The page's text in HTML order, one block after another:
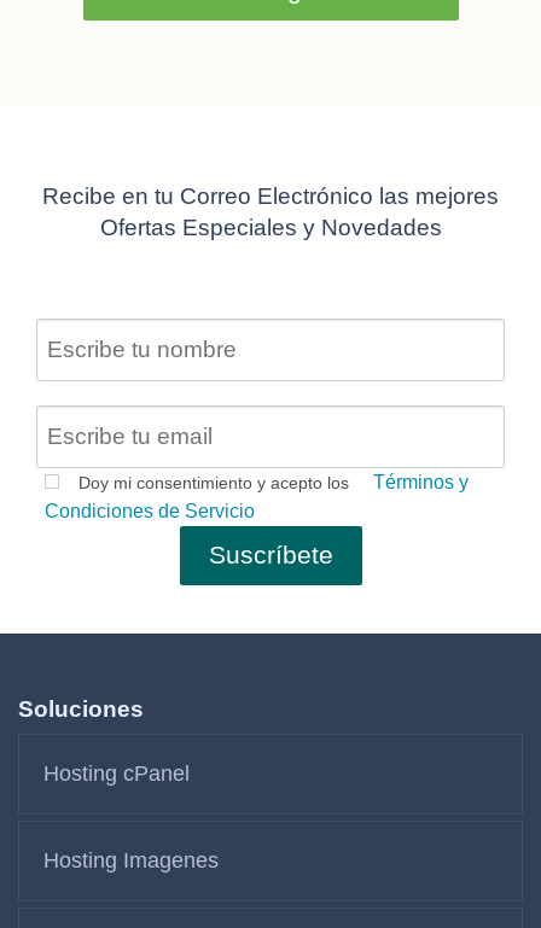
Recibe en tu Correo Electrónico las mejores
Ofertas Especiales y Novedades
Doy mi consentimiento y acepto los
Términos y
Condiciones de Servicio
Soluciones
Hosting cPanel
Hosting Imagenes